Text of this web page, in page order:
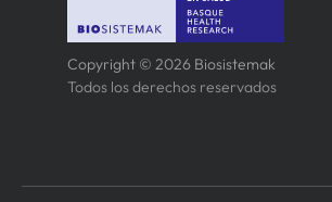
Copyright © 2026 Biosistemak
Todos los derechos reservados